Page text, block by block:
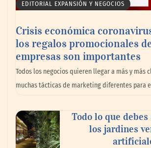
La omnicanalidad redefine la
planear viajes en México
EDITORIAL EXPANSIÓN Y NEGOCIOS
Crisis económica
los regalos promocionales
empresas son importantes
Todos los negocios quieren llegar a más y más
muchas tácticas de marketing diferentes para
Todo lo que
los jardines